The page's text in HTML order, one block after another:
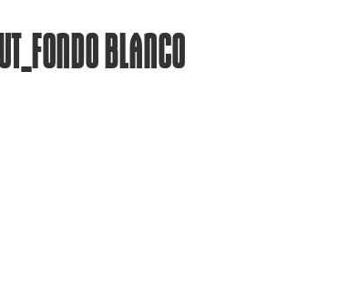
BLANCO